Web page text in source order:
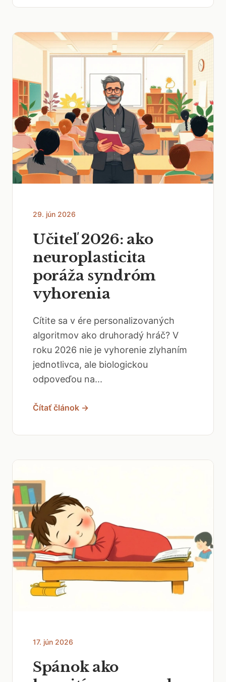
29. jún 2026
Učiteľ 2026: ako
neuroplasticita
poráža syndróm
vyhorenia
Cítite sa v ére personalizovaných
algoritmov ako druhoradý hráč? V
roku 2026 nie je vyhorenie zlyhaním
jednotlivca, ale biologickou
odpoveďou na...
Čítať článok →
17. jún 2026
Spánok ako